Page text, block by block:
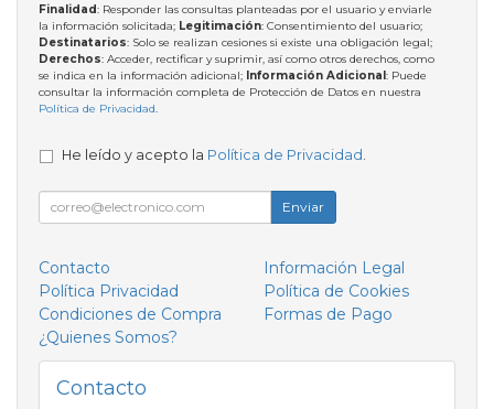
Finalidad: Responder las consultas planteadas por el usuario y enviarle
la información solicitada; Legitimación: Consentimiento del usuario;
Destinatarios: Solo se realizan cesiones si existe una obligación legal;
Derechos: Acceder, rectificar y suprimir, así como otros derechos, como
se indica en la información adicional; Información Adicional: Puede
consultar la información completa de Protección de Datos en nuestra
Política de Privacidad.
He leído y acepto la Política de Privacidad
Enviar
Contacto
Información Legal
Política Privacidad
Política de Cookies
Condiciones de Compra
Formas de Pago
¿Quienes Somos?
Contacto